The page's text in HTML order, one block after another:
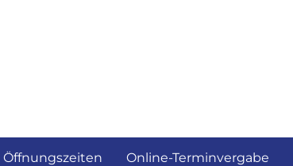
Öffnungszeiten Online-Terminvergabe